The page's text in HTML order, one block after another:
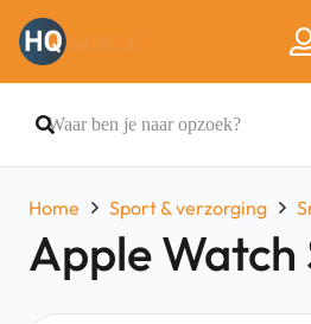
Home Sport & verzorging
Apple Watch